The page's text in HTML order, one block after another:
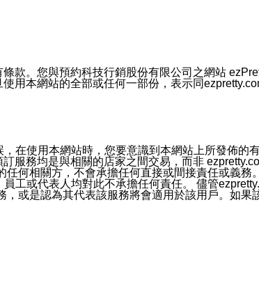
公司/本服務好友，您仍可接收到通知型訊息。
以廣告或其他目的的訊息皆不會被傳送。滿足以
帳號或認證官方帳號的通知型訊息。
款。您與預約科技行銷股份有限公司之網站
用本網站的全部或任何一部份，表示同
在使用本網站時，您要意識到本網站上所發佈的
服務均是與相關的店家之間交易，而非
何相關方，不會承擔任何直接或間接責任或義
工或代表人均對此不承擔任何責任。 儘管
或是認為其代表該服務將會適用於該用戶。如果